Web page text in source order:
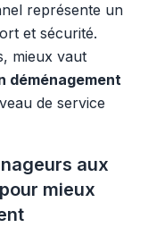
représente un
et sécurité.
mieux vaut
déménagement
de service
aux
mieux